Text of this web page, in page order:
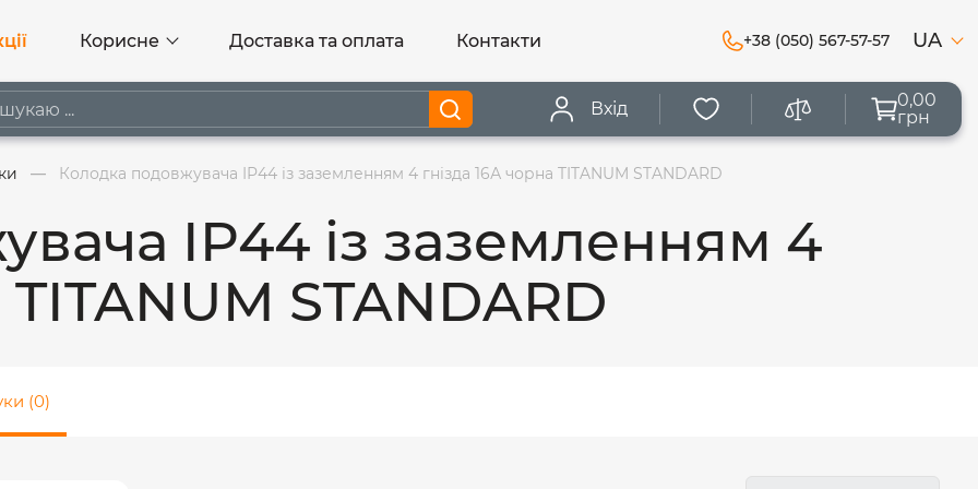
Корисне Доставка та оплата Контакти +38 (050) 567-57-57 UA
Вхід
0,00
грн
Колодка подовжувача IP44 із заземленням 4 гнізда 16А чорна TITANUM STANDARD
IP44 із заземленням 4
STANDARD
(0)